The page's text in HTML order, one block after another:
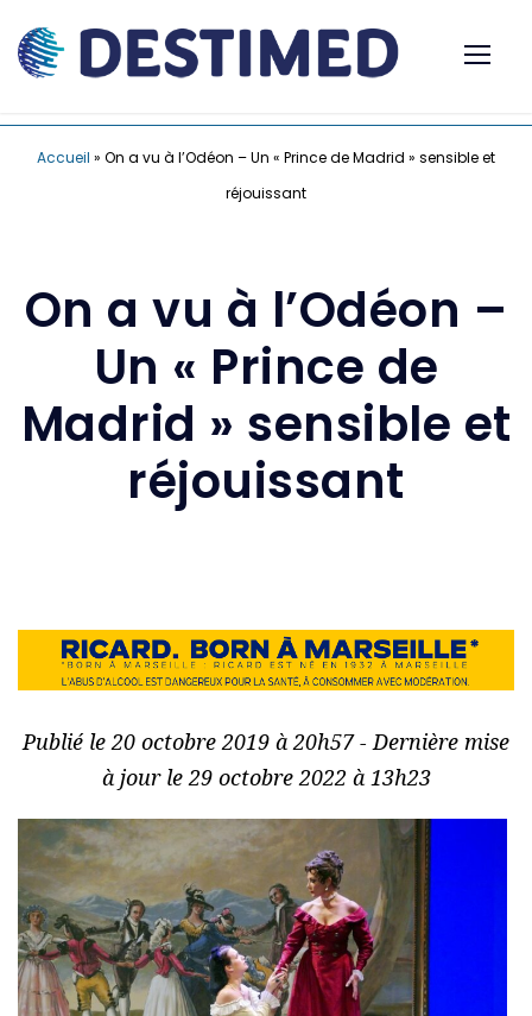
Accueil » On a vu à l’Odéon – Un « Prince de Madrid » sensible et
réjouissant
On a vu à l’Odéon –
Un « Prince de
Madrid » sensible et
réjouissant
Publié le 20 octobre 2019 à 20h57 - Dernière mise
à jour le 29 octobre 2022 à 13h23